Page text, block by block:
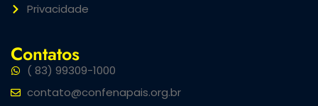
Privacidade
Contatos
( 83) 99309-1000
contato@confenapais.org.br